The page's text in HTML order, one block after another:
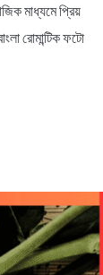
মাধ্যমে প্রিয়
রোমান্টিক ফটো